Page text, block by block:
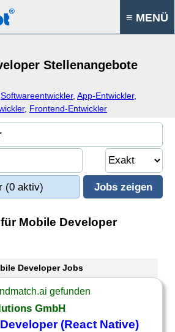
≡ MENÜ
Stellenangebote
Softwareentwickler, App-Entwickler,
, Frontend-Entwickler
(0 aktiv)
Mobile Developer
Developer Jobs
gefunden
GmbH
(React Native)